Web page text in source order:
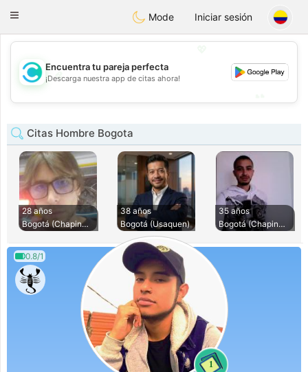
olombiaCitas
Toggle
Mode Iniciar sesión
💖
💕
Encuentra tu pareja perfecta
¡Descarga nuestra app de citas ahora!
Citas Hombre Bogota
28 años
Bogotá (Chapinero)
38 años
Bogotá (Usaquen)
35 años
Bogotá (Chapinero)
0.8/1
1